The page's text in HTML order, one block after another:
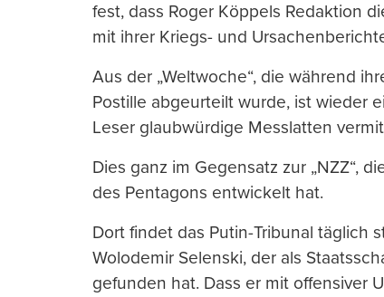
fest, dass Roger Köppels Redaktion
mit ihrer Kriegs- und
Aus der „Weltwoche“, die während
Postille abgeurteilt wurde, ist wieder
Leser glaubwürdige Messlatten
Dies ganz im Gegensatz zur „NZZ“,
des Pentagons entwickelt hat.
Dort findet das Putin-Tribunal täglich
Wolodemir Selenski, der als
gefunden hat. Dass er mit offensiver